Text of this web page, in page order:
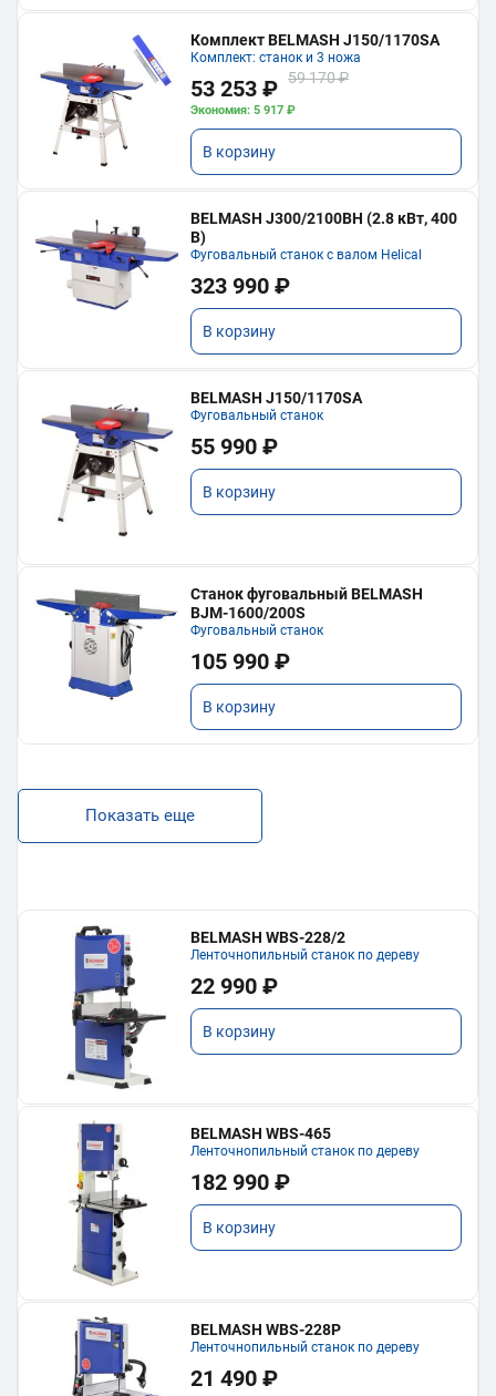
Комплект BELMASH J150/1170SA
Комплект: станок и 3 ножа
53 253 ₽ 59 170 ₽
Экономия: 5 917 ₽
В корзину
BELMASH J300/2100ВH (2.8 кВт, 400
В)
Фуговальный станок с валом Helical
323 990 ₽
В корзину
BELMASH J150/1170SA
Фуговальный станок
55 990 ₽
В корзину
Станок фуговальный BELMASH
BJM-1600/200S
Фуговальный станок
105 990 ₽
В корзину
Показать еще
BELMASH WBS-228/2
Ленточнопильный станок по дереву
22 990 ₽
В корзину
BELMASH WBS-465
Ленточнопильный станок по дереву
182 990 ₽
В корзину
BELMASH WBS-228P
Ленточнопильный станок по дереву
21 490 ₽